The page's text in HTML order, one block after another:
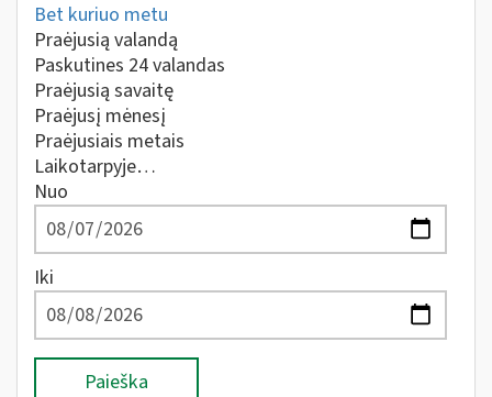
Bet kuriuo metu
Praėjusią valandą
Paskutines 24 valandas
Praėjusią savaitę
Praėjusį mėnesį
Praėjusiais metais
Laikotarpyje…
Nuo
Iki
Paieška